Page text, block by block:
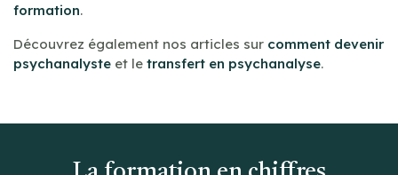
formation.
Découvrez également nos articles sur comment devenir
psychanalyste et le transfert en psychanalyse.